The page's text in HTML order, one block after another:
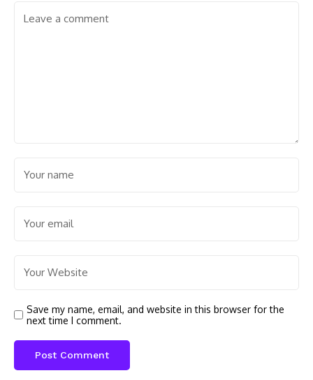
Save my name, email, and website in this browser for the
next time I comment.